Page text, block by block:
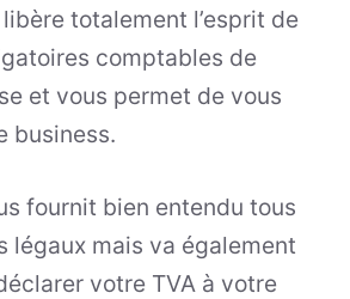
totalement l’esprit de
comptables de
et vous permet de vous
business.
fournit bien entendu tous
légaux mais va également
votre TVA à votre